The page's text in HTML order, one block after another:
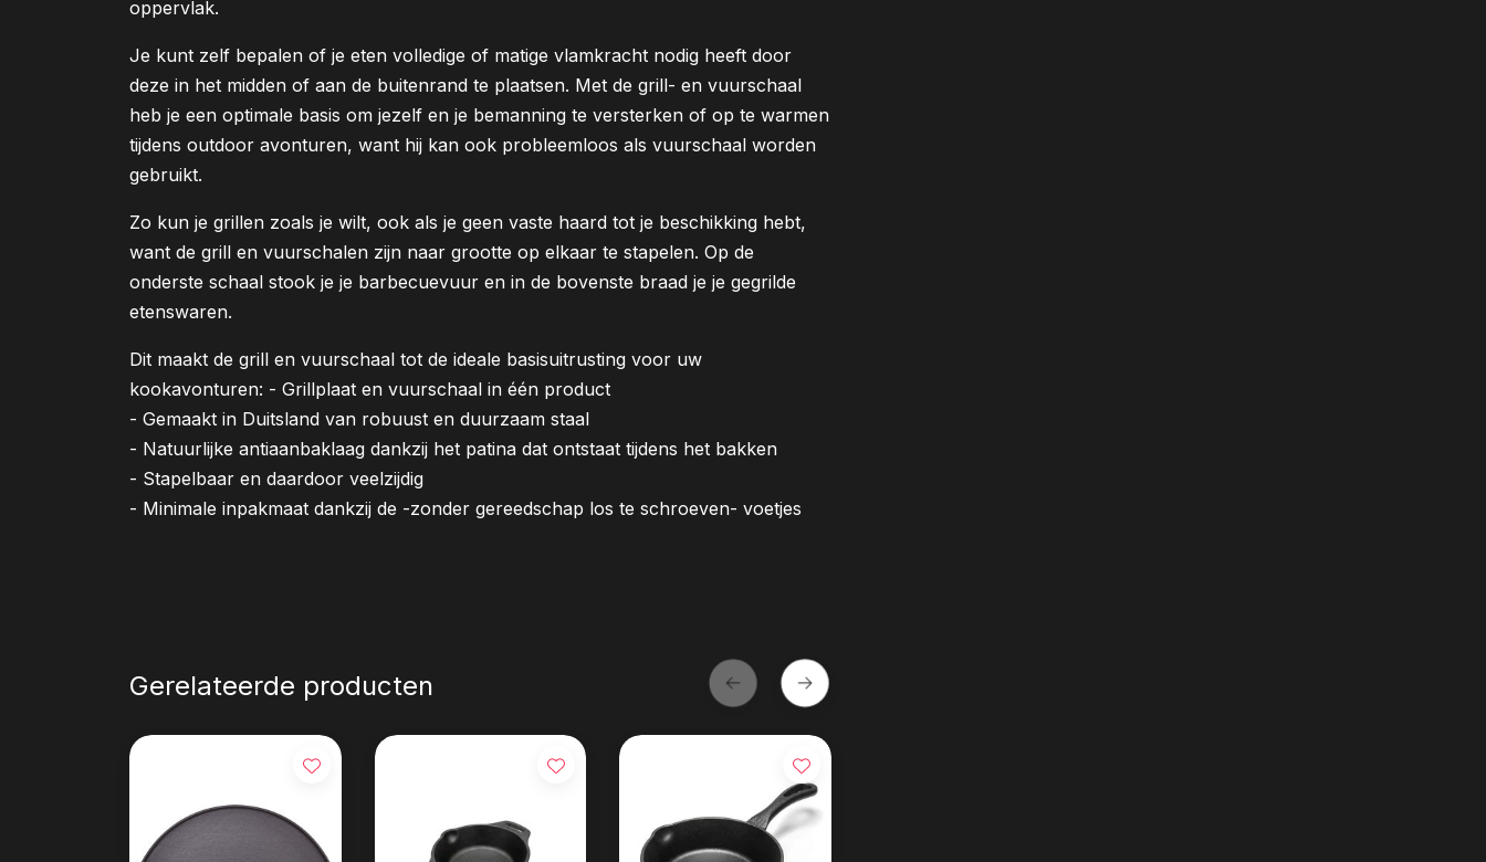
oppervlak.
Je kunt zelf bepalen of je eten volledige of matige vlamkracht nodig heeft door
deze in het midden of aan de buitenrand te plaatsen. Met de grill- en vuurschaal
heb je een optimale basis om jezelf en je bemanning te versterken of op te warmen
tijdens outdoor avonturen, want hij kan ook probleemloos als vuurschaal worden
gebruikt.
Zo kun je grillen zoals je wilt, ook als je geen vaste haard tot je beschikking hebt,
want de grill en vuurschalen zijn naar grootte op elkaar te stapelen. Op de
onderste schaal stook je je barbecuevuur en in de bovenste braad je je gegrilde
etenswaren.
Dit maakt de grill en vuurschaal tot de ideale basisuitrusting voor uw
kookavonturen: - Grillplaat en vuurschaal in één product
- Gemaakt in Duitsland van robuust en duurzaam staal
- Natuurlijke antiaanbaklaag dankzij het patina dat ontstaat tijdens het bakken
- Stapelbaar en daardoor veelzijdig
- Minimale inpakmaat dankzij de -zonder gereedschap los te schroeven- voetjes
Gerelateerde producten